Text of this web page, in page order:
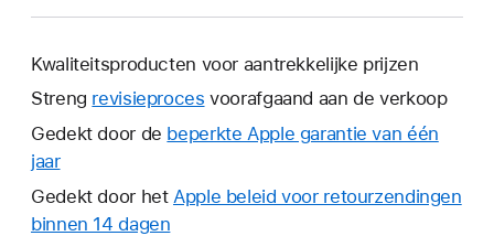
Kwaliteitsproducten voor aantrekkelijke prijzen
Streng revisieproces voorafgaand aan de verkoop
Gedekt door de beperkte Apple garantie van één
jaarHierdoor
wordt
er
Gedekt door het Apple beleid voor retourzendingen
binnen 14 dagen